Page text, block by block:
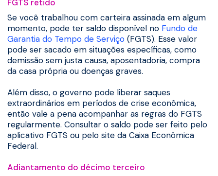
FGTS retido
Se você trabalhou com carteira assinada em algum
momento, pode ter saldo disponível no Fundo de
Garantia do Tempo de Serviço (FGTS). Esse valor
pode ser sacado em situações específicas, como
demissão sem justa causa, aposentadoria, compra
da casa própria ou doenças graves.
Além disso, o governo pode liberar saques
extraordinários em períodos de crise econômica,
então vale a pena acompanhar as regras do FGTS
regularmente. Consultar o saldo pode ser feito pelo
aplicativo FGTS ou pelo site da Caixa Econômica
Federal.
Adiantamento do décimo terceiro